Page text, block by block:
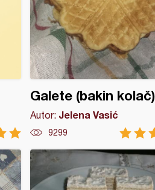
Galete (bakin kolač)
Autor: Jelena Vasić
9299